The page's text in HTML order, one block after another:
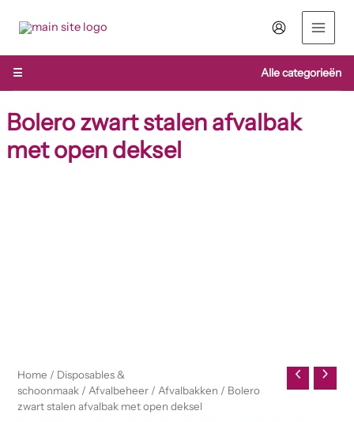
naar
inhoud
☰
Alle categorieën
Bolero zwart stalen afvalbak
met open deksel
Home / Disposables &
schoonmaak /Afvalbeheer /Afvalbakken / Bolero
zwart stalen afvalbak met open deksel